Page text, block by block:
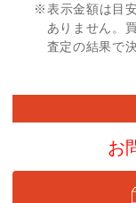
※表示金額は目
ありません。
査定の結果で
お